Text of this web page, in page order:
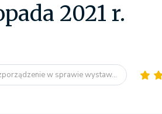
2021 r.
w sprawie wystaw...